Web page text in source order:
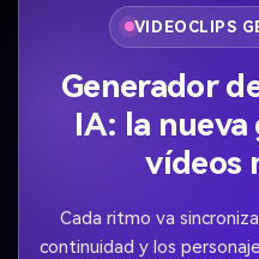
VIDEOCLIPS
Generador
IA: la nueva
vídeos
Cada ritmo va
continuidad y los